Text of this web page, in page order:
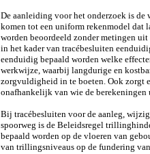
De aanleiding voor het onderzoek is de
komen tot een uniform rekenmodel dat
worden beoordeeld zonder metingen
in het kader van tracébesluiten
eenduidig bepaald worden welke
werkwijze, waarbij langdurige en
zorgvuldigheid in te boeten. Ook zorgt
onafhankelijk van wie de berekeningen
Bij tracébesluiten voor de aanleg,
spoorweg is de Beleidsregel
bepaald worden op de vloeren van
van trillingsniveaus op de fundering